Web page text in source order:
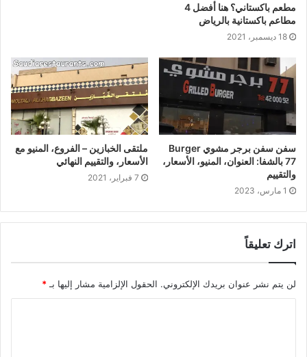
مطعم باكستاني؟ هنا أفضل 4
مطاعم باكستانية بالرياض
18 ديسمبر، 2021
سفن سفن برجر مشوي Burger
77 بالشفا: العنوان، المنيو، الأسعار،
والتقييم
1 مارس، 2023
ملتقى الخبازين – الفروع، المنيو مع
الأسعار، والتقييم النهائي
7 فبراير، 2021
اترك تعليقاً
لن يتم نشر عنوان بريدك الإلكتروني. الحقول الإلزامية مشار إليها بـ *